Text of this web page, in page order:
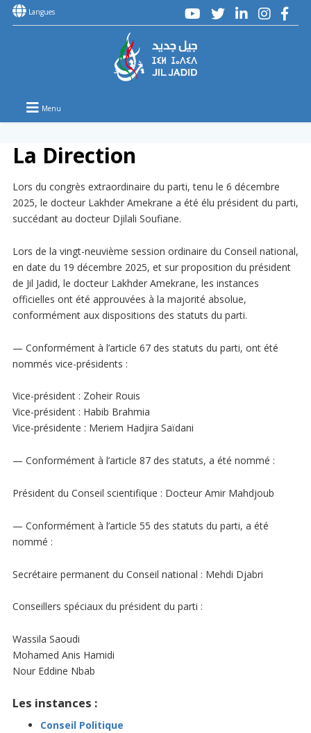
Langues
Menu
La Direction
Lors du congrès extraordinaire du parti, tenu le 6 décembre
2025, le docteur Lakhder Amekrane a été élu président du parti,
succédant au docteur Djilali Soufiane.
Lors de la vingt-neuvième session ordinaire du Conseil national,
en date du 19 décembre 2025, et sur proposition du président
de Jil Jadid, le docteur Lakhder Amekrane, les instances
officielles ont été approuvées à la majorité absolue,
conformément aux dispositions des statuts du parti.
— Conformément à l’article 67 des statuts du parti, ont été
nommés vice-présidents :
Vice-président : Zoheir Rouis
Vice-président : Habib Brahmia
Vice-présidente : Meriem Hadjira Saïdani
— Conformément à l’article 87 des statuts, a été nommé :
Président du Conseil scientifique : Docteur Amir Mahdjoub
— Conformément à l’article 55 des statuts du parti, a été
nommé :
Secrétaire permanent du Conseil national : Mehdi Djabri
Conseillers spéciaux du président du parti :
Wassila Saoudi
Mohamed Anis Hamidi
Nour Eddine Nbab
Les instances :
Conseil Politique